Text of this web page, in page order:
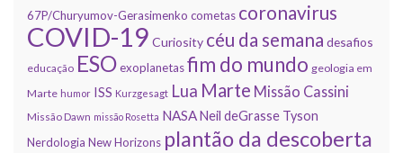
67P/Churyumov-Gerasimenko cometas coronavirus
COVID-19 Curiosity céu da semana desafios
educação ESOexoplanetasfim do mundo geologia em
Marte humor ISS Kurzgesagt Lua Marte Missão Cassini
Missão Dawn missão Rosetta NASANeil deGrasse Tyson
Nerdologia New Horizons plantão da descoberta